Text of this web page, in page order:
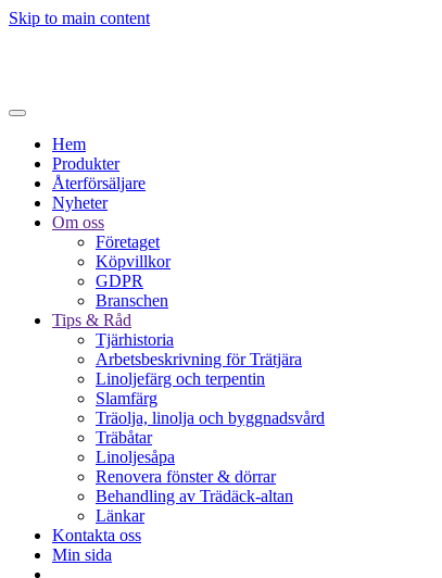
Skip to main content
Hem
Produkter
Återförsäljare
Nyheter
Om oss
Företaget
Köpvillkor
GDPR
Branschen
Tips & Råd
Tjärhistoria
Arbetsbeskrivning för Trätjära
Linoljefärg och terpentin
Slamfärg
Träolja, linolja och byggnadsvård
Träbåtar
Linoljesåpa
Renovera fönster & dörrar
Behandling av Trädäck-altan
Länkar
Kontakta oss
Min sida